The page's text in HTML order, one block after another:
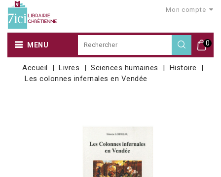
Mon compte
0
MENU
Accueil Livres Sciences humaines
Histoire
Les colonnes infernales en Vendée